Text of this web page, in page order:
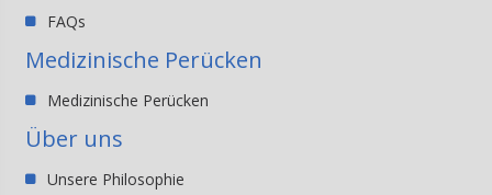
FAQs
Medizinische Perücken
Medizinische Perücken
Über uns
Unsere Philosophie